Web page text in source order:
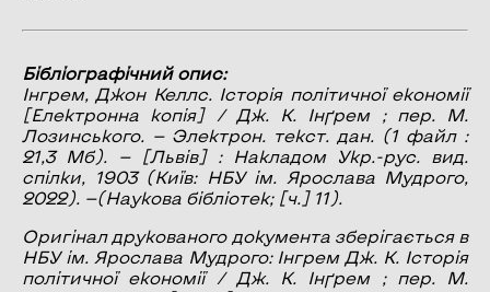
Бібліографічний опис:
Інгрем, Джон Келлс. Історія політичної економії
[Електронна копія] / Дж. К. Інґрем ; пер. М.
Лозинського. — Электрон. текст. дан. (1 файл :
21,3 Мб). — [Львів] : Накладом Укр.-рус. вид.
спілки, 1903 (Київ: НБУ ім. Ярослава Мудрого,
2022). —(Наукова бібліотек; [ч.] 11).
Оригінал друкованого документа зберігається в
НБУ ім. Ярослава Мудрого: Інгрем Дж. К. Історія
політичної економії / Дж. К. Інґрем ; пер. М.